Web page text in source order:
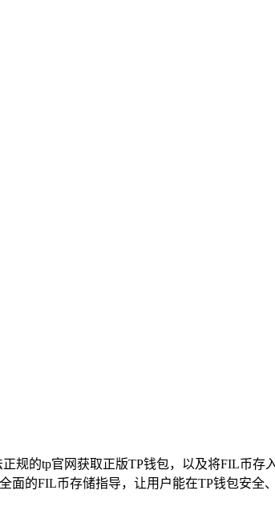
规的tp官网获取正版TP钱包，以及将FIL币存
的FIL币存储指导，让用户能在TP钱包安全